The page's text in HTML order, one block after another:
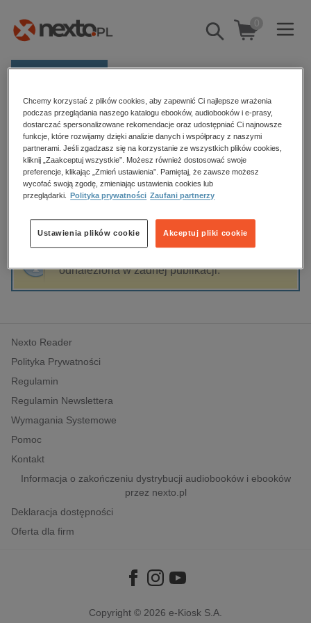
Pokaż/schowaj
wyszukiwarkę
0
Kategorie
Zobacz wszystkie E-prasa
budownictwo, aranżacja wnętrz
biznesowe, branżowe, gospodarka
dzienniki
edukacja
hobby, sport, rozrywka
komputery, internet, technologie, informatyka
polityka, społeczno-informacyjne
psychologiczne
inne
popularno-naukowe
historia
Strona główna Jacek Dehnel
Jacek Dehnel
Sortowanie Filtrowanie
odnaleziona w żadnej publikacji.
Nexto Reader
Polityka Prywatności
Regulamin
Regulamin Newslettera
Wymagania Systemowe
Pomoc
Kontakt
Informacja o zakończeniu dystrybucji audiobooków i ebooków
przez nexto.pl
Deklaracja dostępności
Oferta dla firm
Copyright © 2026 e-Kiosk S.A.
Chcemy korzystać z plików cookies, aby zapewnić Ci najlepsze wrażenia
podczas przeglądania naszego katalogu ebooków, audiobooków i e-prasy,
dostarczać spersonalizowane rekomendacje oraz udostępniać Ci najnowsze
funkcje, które rozwijamy dzięki analizie danych i współpracy z naszymi
partnerami. Jeśli zgadzasz się na korzystanie ze wszystkich plików cookies,
kliknij „Zaakceptuj wszystkie”. Możesz również dostosować swoje
preferencje, klikając „Zmień ustawienia”. Pamiętaj, że zawsze możesz
wycofać swoją zgodę, zmieniając ustawienia cookies lub
przeglądarki.
Polityka prywatności Zaufani partnerzy
Akceptuj pliki cookie
Ustawienia plików cookie